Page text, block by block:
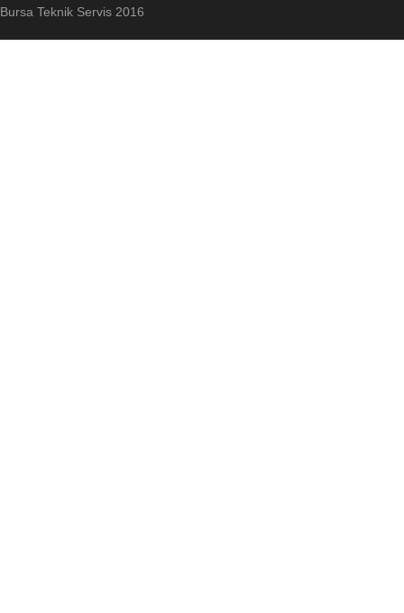
Bursa Teknik Servis 2016